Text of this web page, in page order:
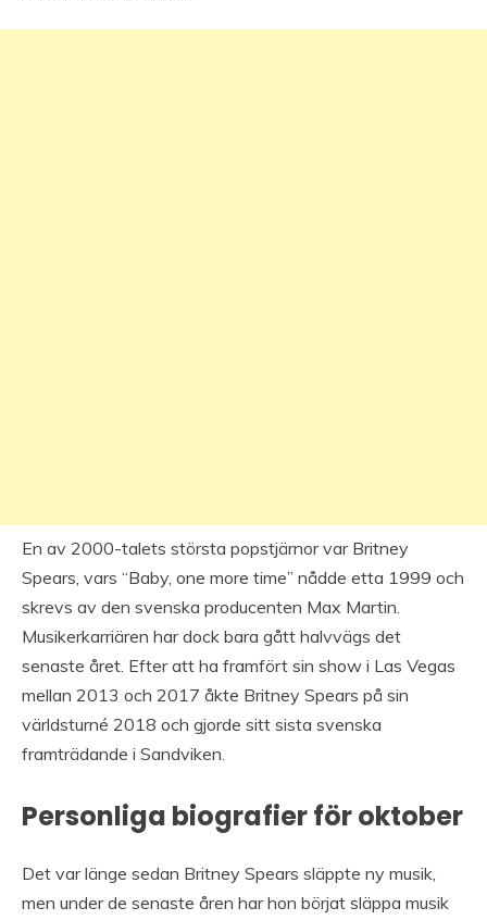
En av 2000-talets största popstjärnor var Britney
Spears, vars “Baby, one more time” nådde etta 1999 och
skrevs av den svenska producenten Max Martin.
Musikerkarriären har dock bara gått halvvägs det
senaste året. Efter att ha framfört sin show i Las Vegas
mellan 2013 och 2017 åkte Britney Spears på sin
världsturné 2018 och gjorde sitt sista svenska
framträdande i Sandviken.
Personliga biografier för oktober
Det var länge sedan Britney Spears släppte ny musik,
men under de senaste åren har hon börjat släppa musik